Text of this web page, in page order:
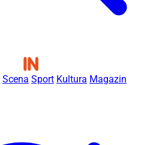
Scena Sport Kultura Magazin